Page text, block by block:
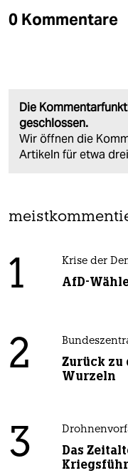
0 Kommentare
Die
geschlossen.
Wir öffnen die
Artikeln für etwa
1 Krise der
AfD-
2
Zurück
Wurzeln
3
Das